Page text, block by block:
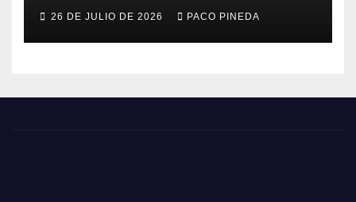
26 DE JULIO DE 2026 PACO PINEDA